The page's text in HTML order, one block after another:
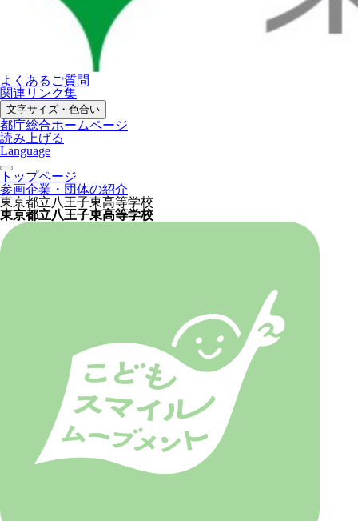
よくあるご質問
関連リンク集
文字サイズ・色合い
都庁総合ホームページ
読み上げる
Language
トップページ
参画企業・団体の紹介
東京都立八王子東高等学校
東京都立八王子東高等学校